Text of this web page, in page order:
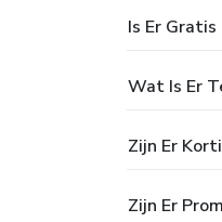
Is Er
Wat Is Er
Zijn Er
Zijn Er